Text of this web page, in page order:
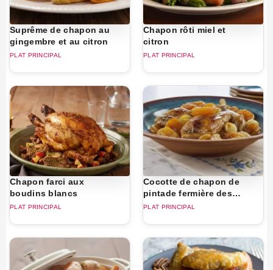
Suprême de chapon au
gingembre et au citron
PLAT PRINCIPAL
Chapon rôti miel et
citron
PLAT PRINCIPAL
Chapon farci aux
boudins blancs
PLAT PRINCIPAL
Cocotte de chapon de
pintade fermière des
landes aux abricots
PLAT PRINCIPAL